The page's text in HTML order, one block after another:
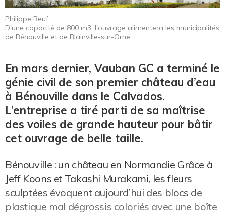
Philippe Beuf
D'une capacité de 800 m3, l'ouvrage alimentera les municipalités
de Bénouville et de Blainville-sur-Orne.
En mars dernier, Vauban GC a terminé le
génie civil de son premier château d’eau
à Bénouville dans le Calvados.
L’entreprise a tiré parti de sa maîtrise
des voiles de grande hauteur pour bâtir
cet ouvrage de belle taille.
Bénouville : un château en Normandie Grâce à
Jeff Koons et Takashi Murakami, les fleurs
sculptées évoquent aujourd’hui des blocs de
plastique mal dégrossis coloriés avec une boîte